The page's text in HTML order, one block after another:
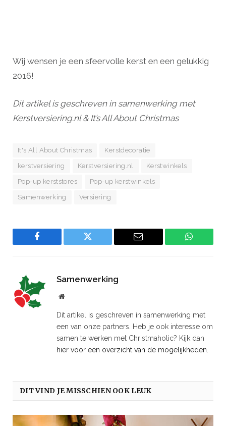
Wij wensen je een sfeervolle kerst en een gelukkig
2016!
Dit artikel is geschreven in samenwerking met
Kerstversiering.nl & It’s All About Christmas
It's All About Christmas Kerstdecoratie
kerstversiering Kerstversiering.nl Kerstwinkels
Pop-up kerststores Pop-up kerstwinkels
Samenwerking Versiering
Facebook Twitter Email
Samenwerking
Website
Dit artikel is geschreven in samenwerking met
een van onze partners. Heb je ook interesse om
samen te werken met Christmaholic? Kijk dan
hier voor een overzicht van de mogelijkheden.
DIT VIND JE MISSCHIEN OOK LEUK